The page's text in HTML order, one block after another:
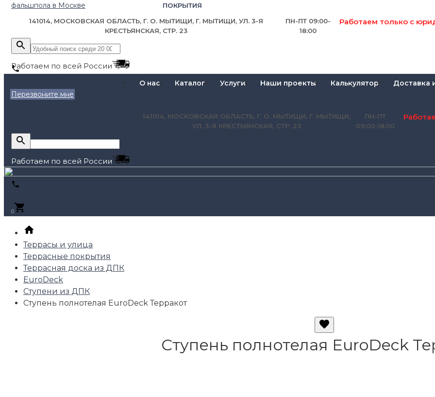
ПОКРЫТИЯ
141014, МОСКОВСКАЯ ОБЛАСТЬ, Г. О. МЫТИЩИ, Г. МЫТИЩИ, УЛ. 3-Я
КРЕСТЬЯНСКАЯ, СТР. 23
ПН-ПТ 09:00-
18:00
Работаем только с
Работаем по всей России
Перезвоните мне
О нас Каталог Услуги Наши проекты Калькулятор Доставка
141014, МОСКОВСКАЯ ОБЛАСТЬ, Г. О. МЫТИЩИ, Г. МЫТИЩИ,
УЛ. 3-Я КРЕСТЬЯНСКАЯ, СТР. 23
ПН-ПТ
09:00-18:00
Работаем по всей России
0
Террасы и улица
Террасные покрытия
Террасная доска из ДПК
EuroDeck
Ступени из ДПК
Ступень полнотелая EuroDeck Терракот
Ступень полнотелая EuroDeck